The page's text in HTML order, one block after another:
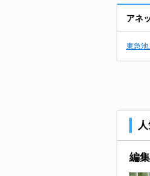
アネ
東急池
編